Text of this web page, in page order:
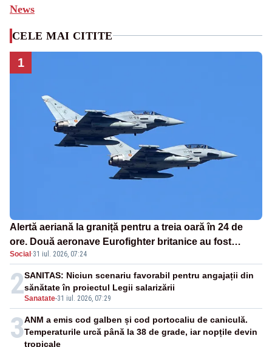
News
CELE MAI CITITE
1
Alertă aeriană la graniță pentru a treia oară în 24 de
ore. Două aeronave Eurofighter britanice au fost
ridicate de la sol
Social ·31 iul. 2026, 07:24
2Sanatate-31 iul. 2026, 07:29
SANITAS: Niciun scenariu favorabil pentru angajații din
sănătate în proiectul Legii salarizării
3ANM a emis cod galben și cod portocaliu de caniculă.
Temperaturile urcă până la 38 de grade, iar nopțile devin
tropicale